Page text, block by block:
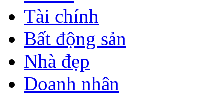
Tài chính
Bất động sản
Nhà đẹp
Doanh nhân